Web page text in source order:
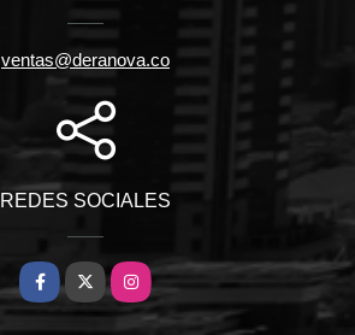
ventas@deranova.co
REDES SOCIALES
Facebook
X Instagram